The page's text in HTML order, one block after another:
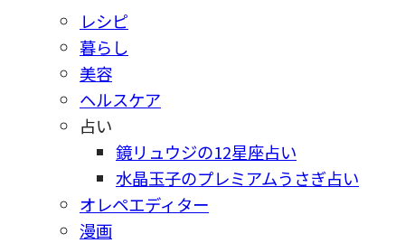
レシピ
暮らし
美容
ヘルスケア
占い
鏡リュウジの12星座占い
水晶玉子のプレミアムうさぎ占い
オレペエディター
漫画